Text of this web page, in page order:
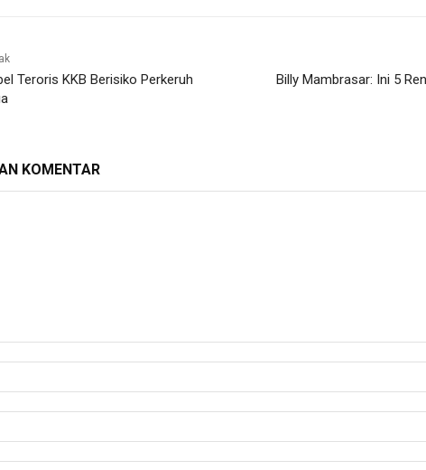
Teroris KKB Berisiko Perkeruh
Billy Mambrasar: Ini 5
KOMENTAR